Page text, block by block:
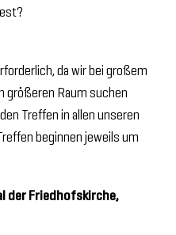
da wir bei großem
größeren Raum suchen
Treffen in allen unseren
beginnen jeweils um
der Friedhofskirche,